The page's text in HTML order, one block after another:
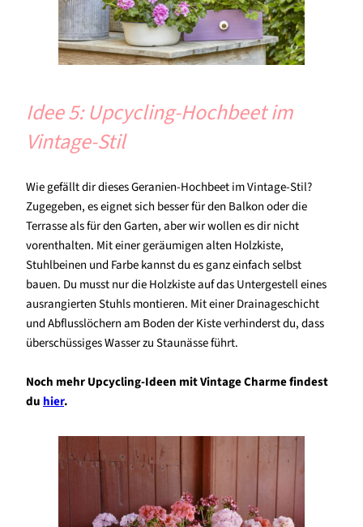
Idee 5: Upcycling-Hochbeet im
Vintage-Stil
Wie gefällt dir dieses Geranien-Hochbeet im Vintage-Stil?
Zugegeben, es eignet sich besser für den Balkon oder die
Terrasse als für den Garten, aber wir wollen es dir nicht
vorenthalten. Mit einer geräumigen alten Holzkiste,
Stuhlbeinen und Farbe kannst du es ganz einfach selbst
bauen. Du musst nur die Holzkiste auf das Untergestell eines
ausrangierten Stuhls montieren. Mit einer Drainageschicht
und Abflusslöchern am Boden der Kiste verhinderst du, dass
überschüssiges Wasser zu Staunässe führt.
Noch mehr Upcycling-Ideen mit Vintage Charme findest
du hier.